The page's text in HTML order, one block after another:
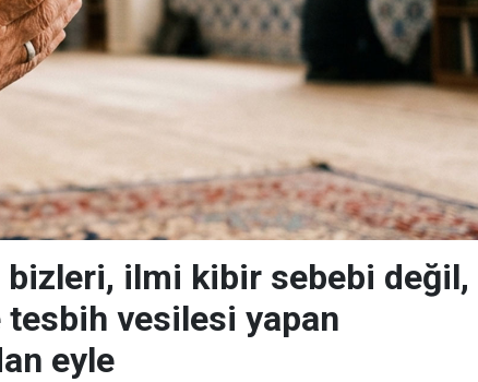
bizleri, ilmi kibir sebebi değil,
tesbih vesilesi yapan
eyle